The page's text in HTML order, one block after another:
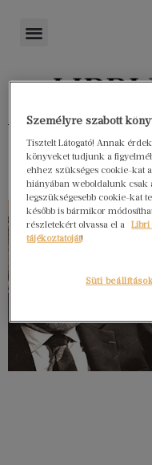
Személyre szabott
Tisztelt Látogató! Annak
könyveket tudjunk a
ehhez szükséges cookie-kat
hiányában weboldalunk csak
legszükségesebb cookie-kat
később is bármikor
részletekért olvassa el a
Libri
tájékoztatóját!
Süti